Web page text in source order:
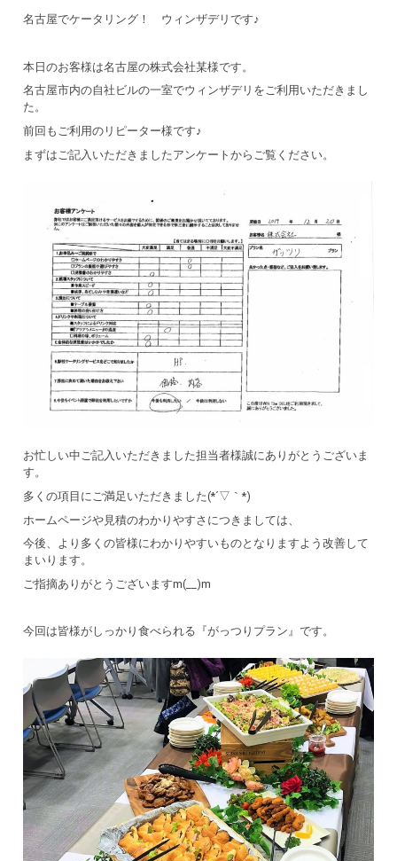
名古屋でケータリング！ ウィンザデリです♪
本日のお客様は名古屋の株式会社某様です。
名古屋市内の自社ビルの一室でウィンザデリをご利用いただきまし
た。
前回もご利用のリピーター様です♪
まずはご記入いただきましたアンケートからご覧ください。
お忙しい中ご記入いただきました担当者様誠にありがとうございま
す。
多くの項目にご満足いただきました(*´▽｀*)
ホームページや見積のわかりやすさにつきましては、
今後、より多くの皆様にわかりやすいものとなりますよう改善して
まいります。
ご指摘ありがとうございますm(__)m
今回は皆様がしっかり食べられる『がっつりプラン』です。